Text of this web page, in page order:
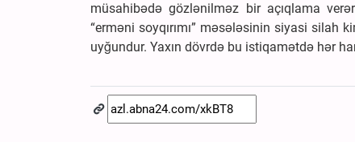
müsahibədə gözlənilməz bir açıqlama
“erməni soyqırımı” məsələsinin siyasi silah
uyğundur. Yaxın dövrdə bu istiqamətdə hər